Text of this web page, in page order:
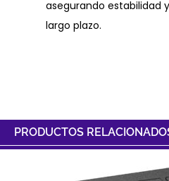
asegurando estabilidad
largo plazo.
PRODUCTOS